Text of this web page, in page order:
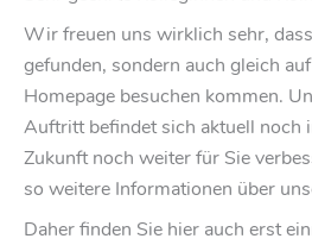
Wir freuen uns wirklich sehr,
gefunden, sondern auch gleich
Homepage besuchen kommen.
Auftritt befindet sich aktuell noch
Zukunft noch weiter für Sie
so weitere Informationen über
Daher finden Sie hier auch erst